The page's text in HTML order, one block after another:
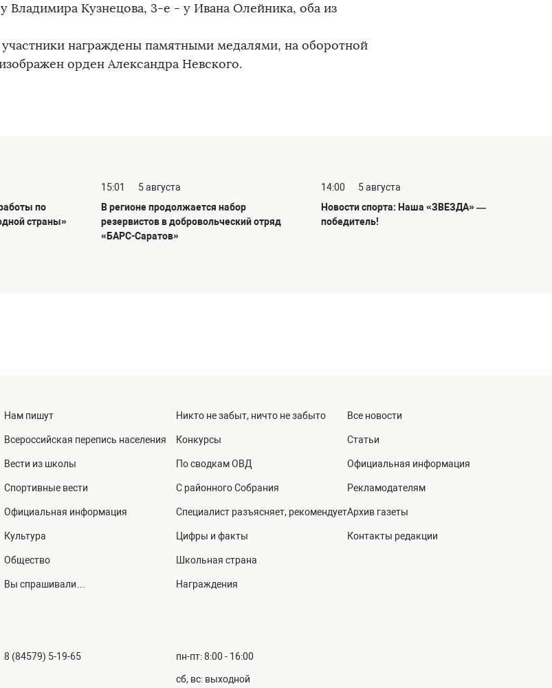
Владимира Кузнецова, 3-е - у Ивана Олейника, оба из
награждены памятными медалями, на оборотной
орден Александра Невского.
по
страны»
15:01
5 августа
В регионе продолжается набор
резервистов в добровольческий отряд
«БАРС-Саратов»
14:00
5 августа
Новости спорта: Наша «ЗВЕЗДА» —
победитель!
Нам пишут
Всероссийская перепись населения
Вести из школы
Спортивные вести
Официальная информация
Культура
Общество
Вы спрашивали…
Никто не забыт, ничто не забыто
Конкурсы
По сводкам ОВД
С районного Собрания
Специалист разъясняет, рекомендует
Цифры и факты
Школьная страна
Награждения
Все новости
Статьи
Официальная информация
Рекламодателям
Архив газеты
Контакты редакции
8 (84579) 5-19-65 пн-пт: 8:00 - 16:00
сб, вс: выходной